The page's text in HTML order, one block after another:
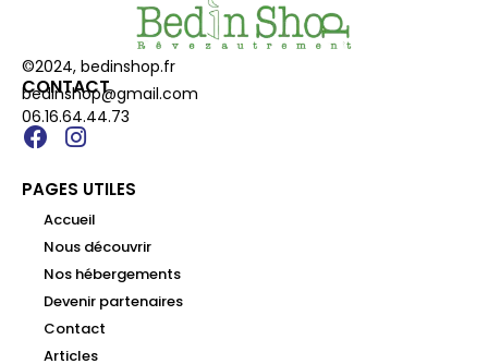
©2024, bedinshop.fr
CONTACT
bedinshop@gmail.com
06.16.64.44.73
PAGES UTILES
Accueil
Nous découvrir
Nos hébergements
Devenir partenaires
Contact
Articles